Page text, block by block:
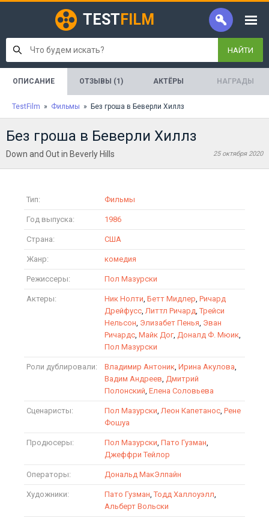
TEST FILM
НАЙТИ
ОПИСАНИЕ ОТЗЫВЫ (1) АКТЁРЫ НАГРАДЫ
TestFilm » Фильмы » Без гроша в Беверли Хиллз
Без гроша в Беверли Хиллз
Down and Out in Beverly Hills 25 октября 2020
Тип: Фильмы
Год выпуска: 1986
Страна: США
Жанр: комедия
Режиссеры: Пол Мазурски
Актеры: Ник Нолти, Бетт Мидлер, Ричард
Дрейфусс, Литтл Ричард,Трейси
Нельсон, Элизабет Пенья, Эван
Ричардс, Майк Дог, Доналд Ф. Мюик,
Пол Мазурски
Роли дублировали: Владимир Антоник, Ирина Акулова,
Вадим Андреев, Дмитрий
Полонский, Елена Соловьева
Сценаристы: Пол Мазурски, Леон Капетанос, Рене
Фошуа
Продюсеры: Пол Мазурски, Пато Гузман,
Джеффри Тейлор
Операторы: Дональд МакЭлпайн
Художники: Пато Гузман,Тодд Халлоуэлл,
Альберт Вольски